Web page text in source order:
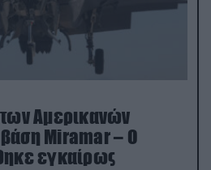
Αμερικανών
Miramar – Ο
εγκαίρως